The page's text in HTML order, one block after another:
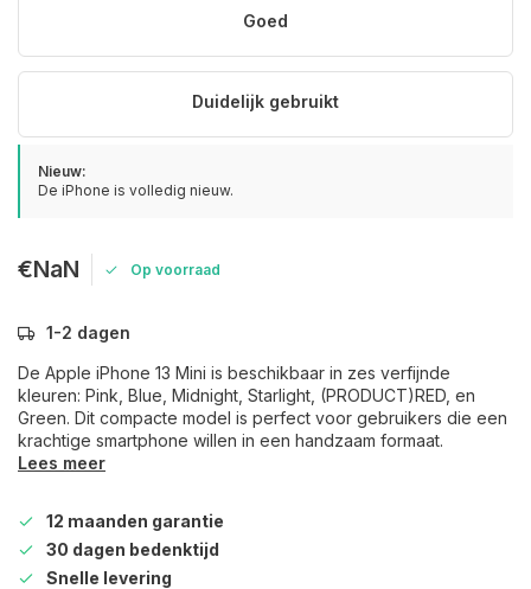
Goed
Duidelijk gebruikt
Nieuw:
De iPhone is volledig nieuw.
€NaN Op voorraad
1-2 dagen
De Apple iPhone 13 Mini is beschikbaar in zes verfijnde
kleuren: Pink, Blue, Midnight, Starlight, (PRODUCT)RED, en
Green. Dit compacte model is perfect voor gebruikers die een
krachtige smartphone willen in een handzaam formaat.
Lees meer
12 maanden garantie
30 dagen bedenktijd
Snelle levering